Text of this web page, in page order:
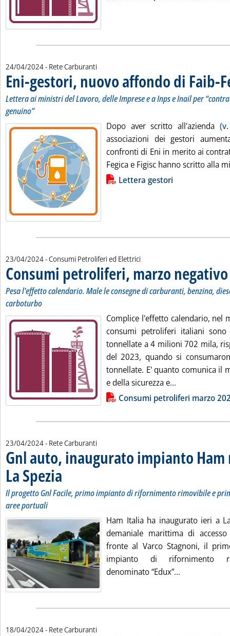
24/04/2024- Rete Carburanti
Eni-gestori, nuovo affondo di Faib-
Lettera ai ministri del Lavoro, delle Imprese e a Inps e Inail per
genuino”
Dopo aver scritto all'azienda
associazioni dei gestori
confronti di Eni in merito ai
Fegica e Figisc hanno scritto alla
Lista allegati PDF alla notiziaLettera gestori
23/04/2024- Consumi Petroliferi ed Elettrici
Consumi petroliferi, marzo negativo
Pesa l'effetto calendario. Male le consegne di carburanti, benzina,
carboturbo
Complice l'effetto calendario, nel
consumi petroliferi italiani
tonnellate a 4 milioni 702 mila,
del 2023, quando si
tonnellate. E' quanto comunica il
e della sicurezza e...
Lista allegati PDF alla notiziaConsumi petroliferi marzo
23/04/2024- Rete Carburanti
Gnl auto, inaugurato impianto
La Spezia . Sottotitolo: Il progetto Gnl Facile, primo impianto di
. Pubblicata martedì 23 aprile 2024 alle 9.28.
Il progetto Gnl Facile, primo impianto di rifornimento rimovibile e
aree portuali
Ham Italia ha inaugurato ieri a
demaniale marittima di
fronte al Varco Stagnoni, il
impianto di rifornimento
denominato “Edux”...
18/04/2024- Rete Carburanti